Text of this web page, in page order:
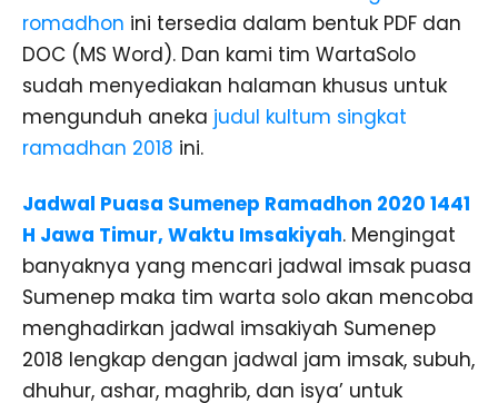
romadhon ini tersedia dalam bentuk PDF dan
DOC (MS Word). Dan kami tim WartaSolo
sudah menyediakan halaman khusus untuk
mengunduh aneka judul kultum singkat
ramadhan 2018 ini.
Jadwal Puasa Sumenep Ramadhon 2020 1441
H Jawa Timur, Waktu Imsakiyah. Mengingat
banyaknya yang mencari jadwal imsak puasa
Sumenep maka tim warta solo akan mencoba
menghadirkan jadwal imsakiyah Sumenep
2018 lengkap dengan jadwal jam imsak, subuh,
dhuhur, ashar, maghrib, dan isya’ untuk